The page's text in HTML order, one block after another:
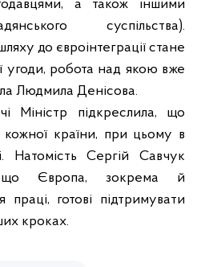
а також іншими
суспільства).
до євроінтеграції стане
угоди, робота над якою вже
Людмила Денісова.
Міністр підкреслила, що
країни, при цьому в
Натомість Сергій Савчук
що Європа, зокрема й
праці, готові підтримувати
кроках.